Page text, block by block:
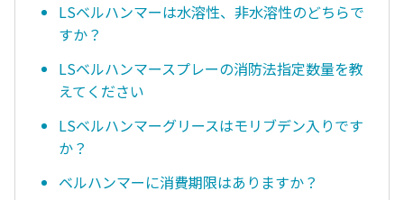
LSベルハンマーは水溶性、非水溶性のどちらで
すか？
LSベルハンマースプレーの消防法指定数量を教
えてください
LSベルハンマーグリースはモリブデン入りです
か？
ベルハンマーに消費期限はありますか？